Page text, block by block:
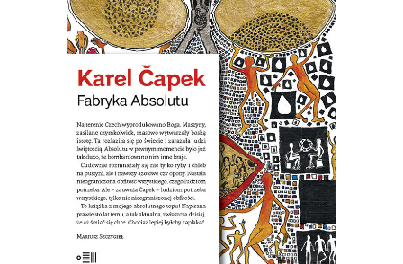
zaczęły masowo wytwarzać Absolut. W
pewnym momencie było go już tak
dużo, że postanowiono bombardować
nim Anglię. Nastała na świecie
nieograniczona obfitość wszystkiego,
czego ludziom potrzeba. Ale ludziom
potrzeba wszystkiego, tylko nie […]
39.00zł 19.50zł
KSIĄŻKA DO KOSZYKA